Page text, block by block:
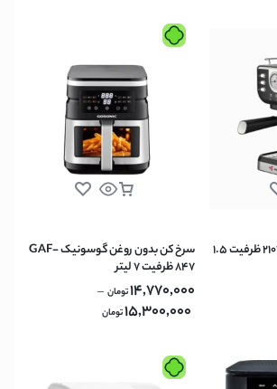
اسپرسوساز مباشی مدل 2102 ظرفیت ۱.۵
سرخ کن بدون روغن گوسونیک GAF-
847 ظرفیت ۷ لیتر
14,770,000تومان –
15,300,000تومان